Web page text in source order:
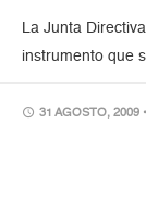
La Junta
instrumento que
31 AGOSTO, 2009 •